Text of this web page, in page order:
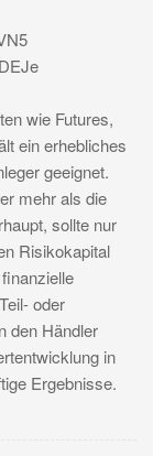
wie Futures,
ein erhebliches
geeignet.
mehr als die
sollte nur
Risikokapital
oder
den Händler
in
Ergebnisse.